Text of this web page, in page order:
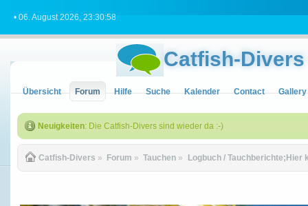
• 06. August 2026, 23:30:58
Catfish-Divers
Übersicht Forum Hilfe Suche Kalender Contact Gallery
Neuigkeiten: Die Catfish-Divers sind wieder da :-)
Catfish-Divers » Forum » Tauchen » Logbuch / Tauchberichte;Hier